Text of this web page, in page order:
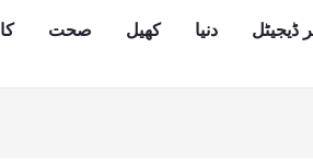
ڈیجیٹل دنیا کھیل صحت